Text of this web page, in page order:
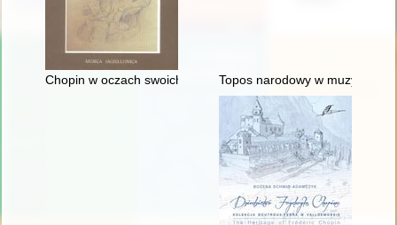
Chopin w oczach swoich uczniówTopos narodowy w muzyce